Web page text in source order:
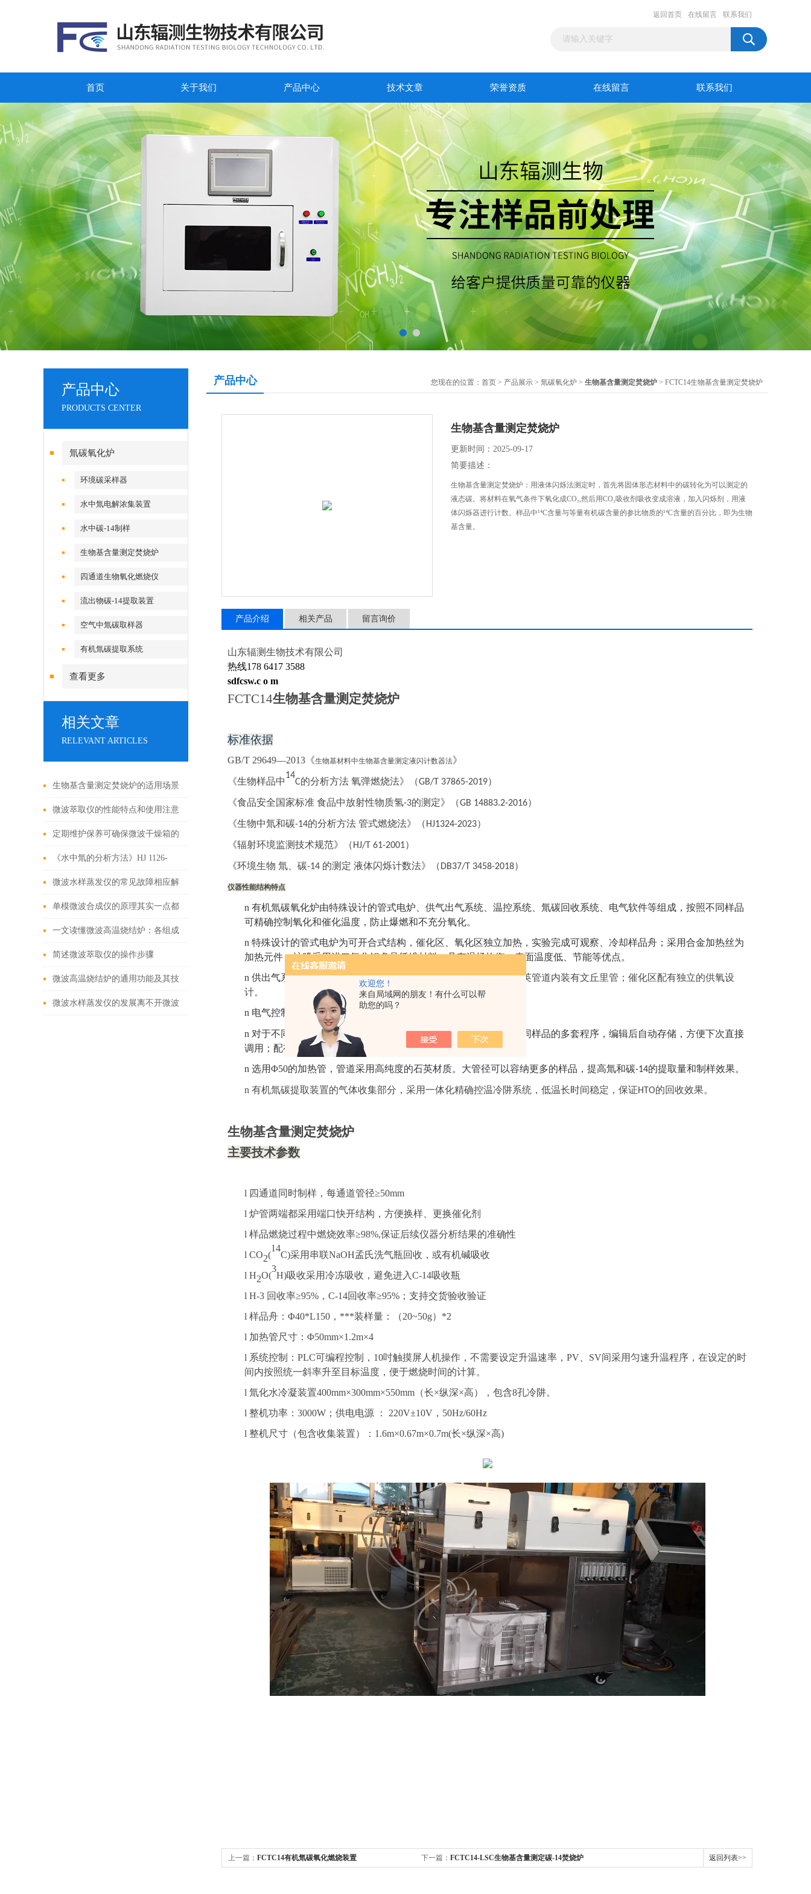
欢迎您！
来自局域网的朋友！有什么可以帮
助您的吗？
返回首页 在线留言 联系我们
首页 关于我们 产品中心 技术文章 荣誉资质 在线留言 联系我们
产品中心
PRODUCTS CENTER
氚碳氧化炉
环境碳采样器
水中氚电解浓集装置
水中碳-14制样
生物基含量测定焚烧炉
四通道生物氧化燃烧仪
流出物碳-14提取装置
空气中氚碳取样器
有机氚碳提取系统
查看更多
相关文章
RELEVANT ARTICLES
生物基含量测定焚烧炉的适用场景
和性能特点
微波萃取仪的性能特点和使用注意
事项
定期维护保养可确保微波干燥箱的
正常运行
《水中氚的分析方法》HJ 1126-
2020
微波水样蒸发仪的常见故障相应解
决方法分享
单模微波合成仪的原理其实一点都
不神秘
一文读懂微波高温烧结炉：各组成
部件的功能特点及协同工作原理
简述微波萃取仪的操作步骤
微波高温烧结炉的通用功能及其技
术参数
微波水样蒸发仪的发展离不开微波
产品中心 您现在的位置： 首页 > 产品展示 > 氚碳氧化炉 > 生物基含量测定焚烧炉 > FCTC14生物基含量测定焚烧炉
生物基含量测定焚烧炉
更新时间：2025-09-17
简要描述：
生物基含量测定焚烧炉：用液体闪烁法测定时，首先将固体形态材料中的碳转化为可以测定的
液态碳。将材料在氧气条件下氧化成CO₂,然后用CO₂吸收剂吸收变成溶液，加入闪烁剂，用液
体闪烁器进行计数。样品中¹⁴C含量与等量有机碳含量的参比物质的¹⁴C含量的百分比，即为生物
基含量。
产品介绍 相关产品 留言询价
山东辐测生物技术有限公司
热线178 6417 3588
sdfcsw.c o m
FCTC14生物基含量测定焚烧炉
标准依据
GB/T 29649—2013《生物基材料中生物基含量测定液闪计数器法》
《生物样品中
14
C的分析方法 氧弹燃烧法》（GB/T 37865-2019）
《食品安全国家标准 食品中放射性物质氢-3的测定》（GB 14883.2-2016）
《生物中氚和碳-14的分析方法 管式燃烧法》（ HJ1324-2023）
《辐射环境监测技术规范》 （ HJ/ T 61-2001）
《环境生物 氚 碳-14 的测定 液体闪烁计数法》（ DB37/T 3458-2018）
仪器性能结构特点
n 有机氚碳氧化炉由特殊设计的管式电炉、供气出气系统、温控系统、氚碳回收系统、电气软件等组成，按照不同样品
可精确控制氧化和催化温度，防止爆燃和不充分氧化。
n 特殊设计的管式电炉为可开合式结构，催化区、氧化区独立加热，实验完成可观察、冷却样品舟 ； 采用合金加热丝为
加热元件，炉膛采用进口氧化铝多晶纤维材料，具有温场均衡、表面温度低、节能等优点。
n 供出气系统进气气体流量调节准确，出气排气顺畅。进气端的石英管道内装有文丘里管；催化区配有独立的供氧设
计。
n 电气控制采用德国西门子 ，施耐德、欧姆龙、正泰电器件
n 对于不同的样品，加热的程序会有较大差别，本装置可以针对不同样品的多套程序，编辑后自动存储，方便下次直接
调用；配有通讯接口可以实现与外部联通。
n 选用Φ50的加热管，管道采用高纯度的石英材质。大管径可以容纳更多的样品，提高氚和碳-14的提取量和制样效果。
n 有机氚碳提取装置的气体收集部分，采用一体化精确控温冷阱系统，低温长时间稳定，保证HTO的回收效果。
生物基含量测定焚烧炉
主要技术参数
l 四通道同时制样， 每通道管径≥50mm
l 炉管两端都采用端口快开结构，方便换样、更换催化剂
l 样品燃烧过程中燃烧效率≥98%,保证后续仪器分析结果的准确性
l CO2(
14
C)采用串联NaOH孟氏洗气瓶回收 ，或有机碱吸收
l H2O(
3
H)吸收采用冷冻吸收，避免进入C-14吸收瓶
l H-3 回收率≥95%，C-14回收率≥95%；支持交货验收验证
l 样品舟： Φ40*L150，***装样量：（20~50g）*2
l 加热管尺寸： Φ50mm×1.2m×4
l 系统控制： PLC可编程控制，10吋触摸屏人机操作， 不需要设定升温速率， PV、SV间采用匀速升温程序，在设定的时
间内按照统一斜率升至目标温度，便于燃烧时间的计算。
l 氚化水冷凝装置400mm×300mm×550mm（长×纵深×高），包含8孔冷阱。
l 整机功率： 3000W ； 供电电源 ：
220V±10V，50Hz/60Hz
l 整机尺寸（包含收集装置）： 1.6m×0.67m×0.7m(长×纵深×高)
上一篇： FCTC14有机氚碳氧化燃烧装置 下一篇： FCTC14-LSC生物基含量测定碳-14焚烧炉 返回列表>>